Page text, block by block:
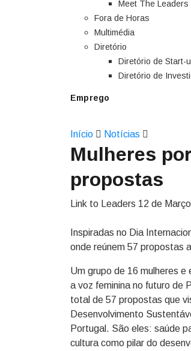
Meet The Leaders
Fora de Horas
Multimédia
Diretório
Diretório de Start-
Diretório de
Emprego
Início Notícias
Mulheres
propostas
Link to Leaders 12 de
Inspiradas no Dia
onde reúnem 57 propostas
Um grupo de 16 mulheres e
a voz feminina no futuro de
total de 57 propostas que
Desenvolvimento
Portugal. São eles: saúde
cultura como pilar do